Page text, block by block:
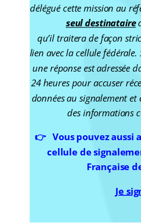
délégué cette mission au
seul destinataire
qu’il traitera de façon
lien avec la cellule fédérale.
une réponse est adressée
24 heures pour accuser
données au signalement
des informations
👉 Vous pouvez aussi
cellule de
Française
Je